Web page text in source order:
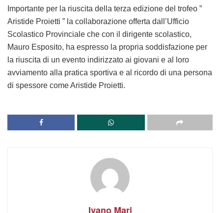
Importante per la riuscita della terza edizione del trofeo ”
Aristide Proietti ” la collaborazione offerta dall’Ufficio
Scolastico Provinciale che con il dirigente scolastico,
Mauro Esposito, ha espresso la propria soddisfazione per
la riuscita di un evento indirizzato ai giovani e al loro
avviamento alla pratica sportiva e al ricordo di una persona
di spessore come Aristide Proietti.
Ivano Mari